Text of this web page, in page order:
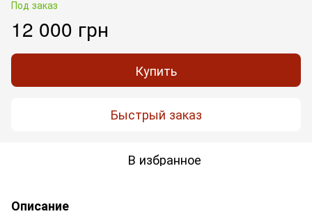
Под заказ
12 000 грн
Купить
Быстрый заказ
В избранное
Описание